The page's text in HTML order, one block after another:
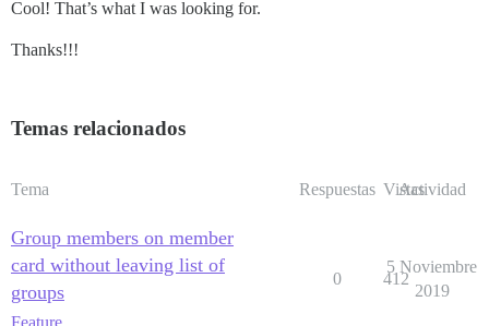
Cool! That’s what I was looking for.
Thanks!!!
Temas relacionados
Tema Respuestas Vistas
Actividad
Group members on member
card without leaving list of
groups
0 412
5 Noviembre
2019